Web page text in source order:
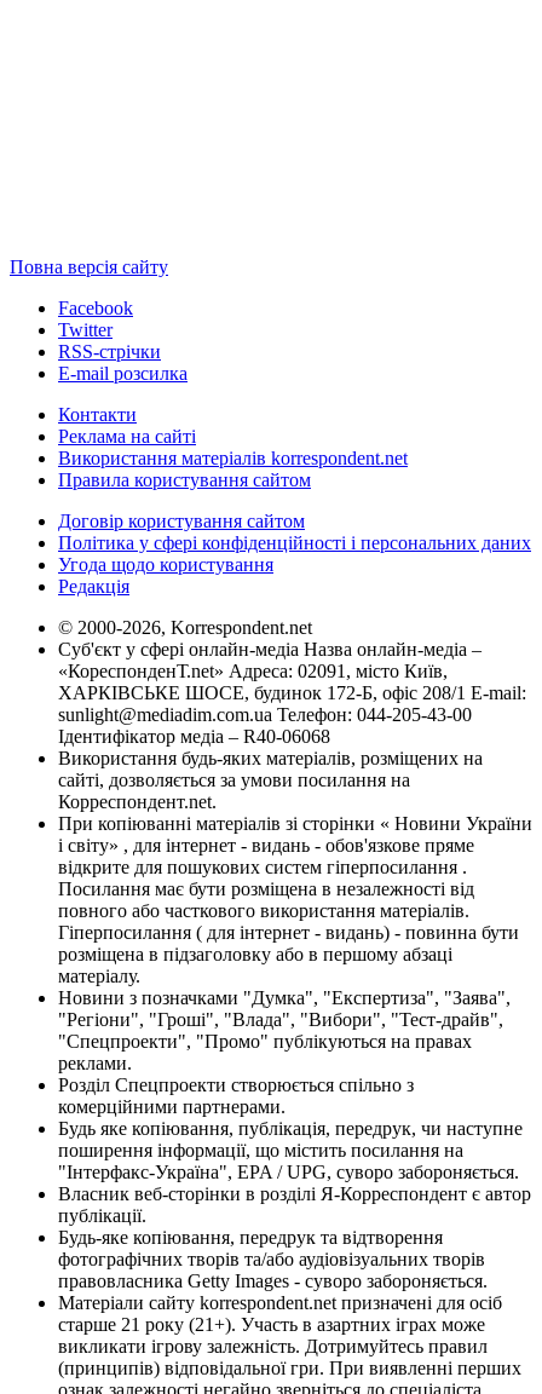
Повна версія сайту
Facebook
Twitter
RSS-стрічки
E-mail розсилка
Контакти
Реклама на сайті
Використання матеріалів korrespondent.net
Правила користування сайтом
Договір користування сайтом
Політика у сфері конфіденційності і персональних даних
Угода щодо користування
Редакція
© 2000-2026, Korrespondent.net
Суб'єкт у сфері онлайн-медіа Назва онлайн-медіа –
«КореспонденТ.net» Адреса: 02091, місто Київ,
ХАРКІВСЬКЕ ШОСЕ, будинок 172-Б, офіс 208/1 E-mail:
sunlight@mediadim.com.ua Телефон: 044-205-43-00
Ідентифікатор медіа – R40-06068
Використання будь-яких матеріалів, розміщених на
сайті, дозволяється за умови посилання на
Корреспондент.net.
При копіюванні матеріалів зі сторінки « Новини України
і світу» , для інтернет - видань - обов'язкове пряме
відкрите для пошукових систем гіперпосилання .
Посилання має бути розміщена в незалежності від
повного або часткового використання матеріалів.
Гіперпосилання ( для інтернет - видань) - повинна бути
розміщена в підзаголовку або в першому абзаці
матеріалу.
Новини з позначками "Думка", "Експертиза", "Заява",
"Регіони", "Гроші", "Влада", "Вибори", "Тест-драйв",
"Спецпроекти", "Промо" публікуються на правах
реклами.
Розділ Спецпроекти створюється спільно з
комерційними партнерами.
Будь яке копіювання, публікація, передрук, чи наступне
поширення інформації, що містить посилання на
"Інтерфакс-Україна", EPA / UPG, суворо забороняється.
Власник веб-сторінки в розділі Я-Корреспондент є автор
публікації.
Будь-яке копіювання, передрук та відтворення
фотографічних творів та/або аудіовізуальних творів
правовласника Getty Images - суворо забороняється.
Матеріали сайту korrespondent.net призначені для осіб
старше 21 року (21+). Участь в азартних іграх може
викликати ігрову залежність. Дотримуйтесь правил
(принципів) відповідальної гри. При виявленні перших
ознак залежності негайно зверніться до спеціаліста.